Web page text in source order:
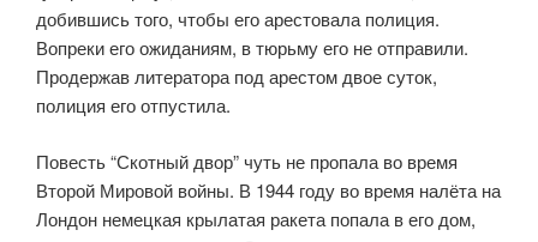
добившись того, чтобы его арестовала полиция.
Вопреки его ожиданиям, в тюрьму его не отправили.
Продержав литератора под арестом двое суток,
полиция его отпустила.
Повесть “Скотный двор” чуть не пропала во время
Второй Мировой войны. В 1944 году во время налёта на
Лондон немецкая крылатая ракета попала в его дом,